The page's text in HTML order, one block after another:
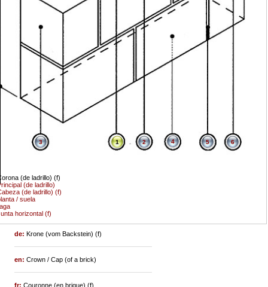
1
(de ladrillo) (f)
(de ladrillo)
2
(de ladrillo) (f)
3
/ suela
4 5
horizontal (f)
6
de:Krone (vom Backstein) (f)
en:Crown / Cap (of a brick)
fr:Couronne (en brique) (f)